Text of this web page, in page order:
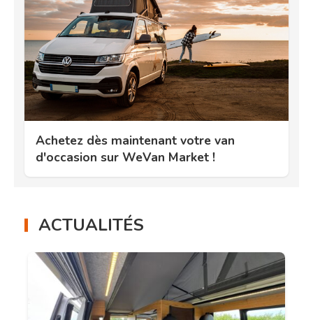
Achetez dès maintenant votre van
d'occasion sur WeVan Market !
ACTUALITÉS